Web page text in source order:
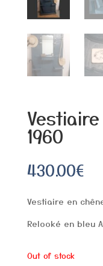
1960
430.00€
Vestiaire en
Relooké en bleu
Out of stock